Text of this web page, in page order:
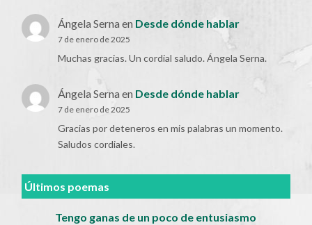
Ángela Serna en Desde dónde hablar
7 de enero de 2025
Muchas gracias. Un cordial saludo. Ángela Serna.
Ángela Serna en Desde dónde hablar
7 de enero de 2025
Gracias por deteneros en mis palabras un momento.
Saludos cordiales.
Últimos poemas
Tengo ganas de un poco de entusiasmo